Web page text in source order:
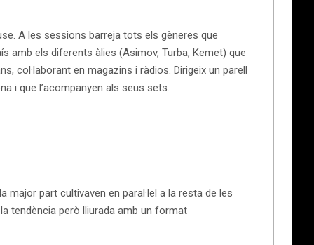
A les sessions barreja tots els gèneres que
amb els diferents àlies (Asimov, Turba, Kemet) que
col·laborant en magazins i ràdios. Dirigeix un parell
i que l’acompanyen als seus sets.
major part cultivaven en paral·lel a la resta de les
tendència però lliurada amb un format